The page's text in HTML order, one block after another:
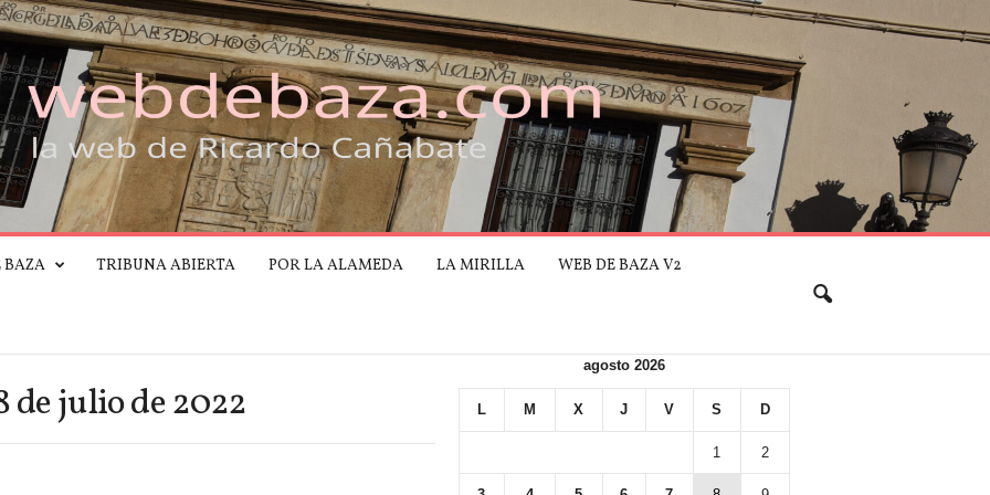
BAZA TRIBUNA ABIERTA POR LA ALAMEDA LA MIRILLA WEB DE BAZA V2
de julio de 2022
agosto 2026
L M X J V S D
1 2